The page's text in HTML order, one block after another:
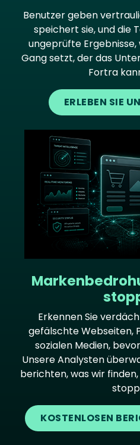
Benutzer geben
speichert sie, und die
ungeprüfte Ergebnisse,
Gang setzt, der das
Fortra
ERLEBEN SIE
Erkennen Sie
gefälschte Webseiten,
sozialen Medien,
Unsere Analysten
berichten, was wir
KOSTENLOSEN